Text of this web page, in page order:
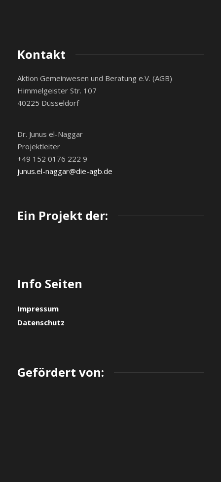
Kontakt
Aktion Gemeinwesen und Beratung e.V. (AGB)
Himmelgeister Str. 107
40225 Düsseldorf
Dr. Junus el-Naggar
Projektleiter
+49 152 0176 222 9
junus.el-naggar@die-agb.de
Ein Projekt der:
Info Seiten
Impressum
Datenschutz
Gefördert von: